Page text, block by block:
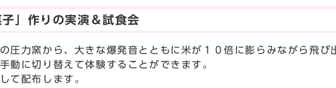
」作りの実演＆試食会
力窯から、大きな爆発音とともに米が１０倍に膨らみながら飛び
に切り替えて体験することができます。
て配布します。